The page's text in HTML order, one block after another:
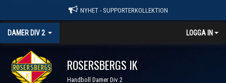
NYHET - SUPPORTERKOLLEKTION
DAMER DIV 2 LOGGA IN
ROSERSBERGS IK
Handboll Damer Div 2